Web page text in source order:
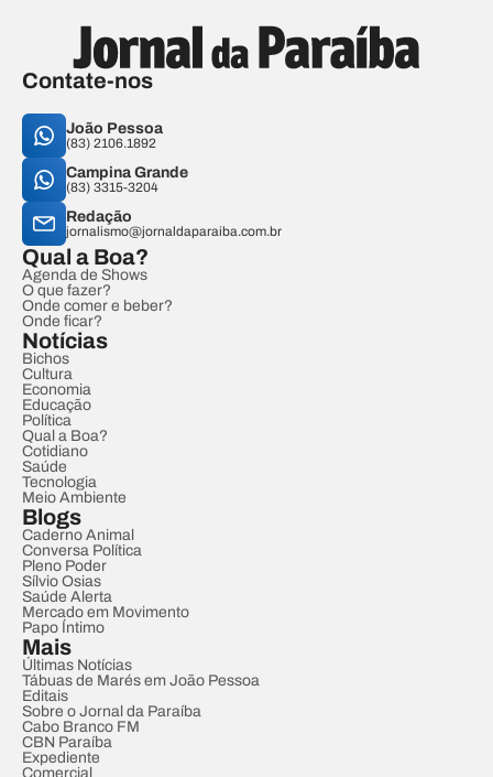
Contate-nos
João Pessoa
(83) 2106.1892
Campina Grande
(83) 3315-3204
Redação
jornalismo@jornaldaparaiba.com.br
Qual a Boa?
Agenda de Shows
O que fazer?
Onde comer e beber?
Onde ficar?
Notícias
Bichos
Cultura
Economia
Educação
Política
Qual a Boa?
Cotidiano
Saúde
Tecnologia
Meio Ambiente
Blogs
Caderno Animal
Conversa Política
Pleno Poder
Sílvio Osias
Saúde Alerta
Mercado em Movimento
Papo Íntimo
Mais
Últimas Notícias
Tábuas de Marés em João Pessoa
Editais
Sobre o Jornal da Paraíba
Cabo Branco FM
CBN Paraíba
Expediente
Comercial